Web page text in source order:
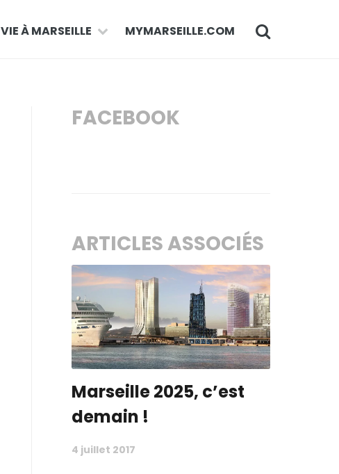
VIE À MARSEILLE MYMARSEILLE.COM
FACEBOOK
ARTICLES ASSOCIÉS
Marseille 2025, c’est
demain !
4 juillet 2017